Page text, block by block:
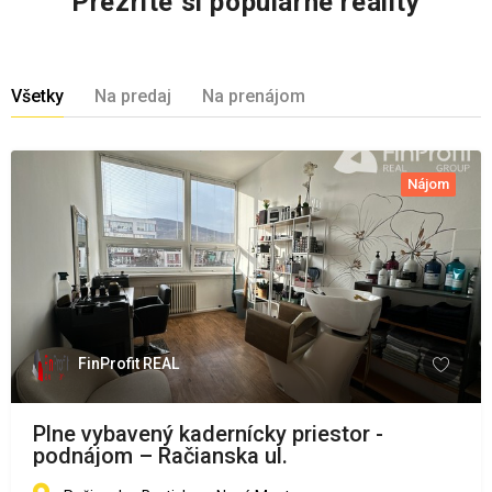
Všetky Na predaj Na prenájom
Nájom
FinProfit REAL
Plne vybavený kadernícky priestor -
podnájom – Račianska ul.